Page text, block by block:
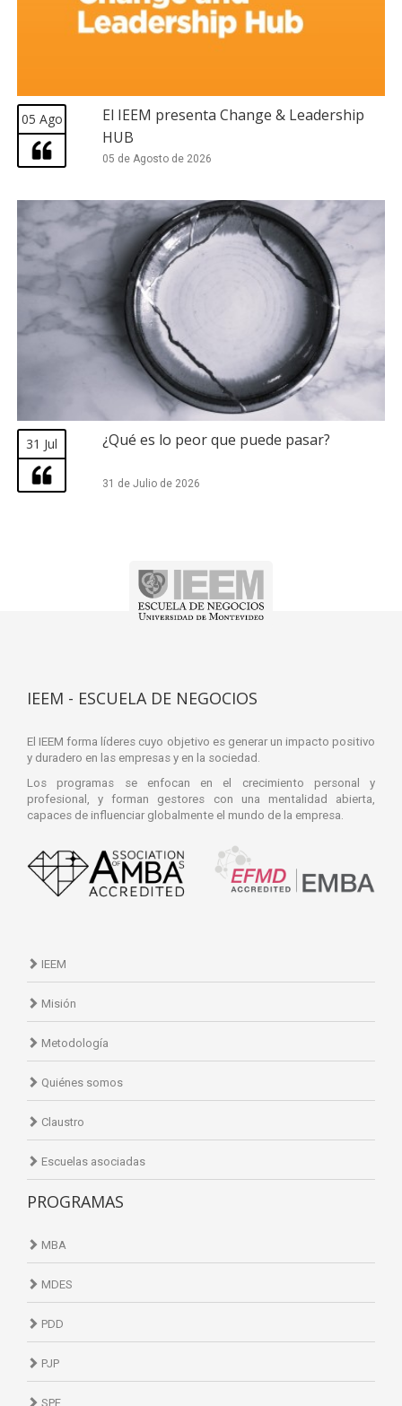
05 Ago
El IEEM presenta Change & Leadership
HUB
05 de Agosto de 2026
31 Jul ¿Qué es lo peor que puede pasar?
31 de Julio de 2026
IEEM - ESCUELA DE NEGOCIOS
El IEEM forma líderes cuyo objetivo es generar un impacto positivo
y duradero en las empresas y en la sociedad.
Los programas se enfocan en el crecimiento personal y
profesional, y forman gestores con una mentalidad abierta,
capaces de influenciar globalmente el mundo de la empresa.
IEEM
Misión
Metodología
Quiénes somos
Claustro
Escuelas asociadas
PROGRAMAS
MBA
MDES
PDD
PJP
SPF